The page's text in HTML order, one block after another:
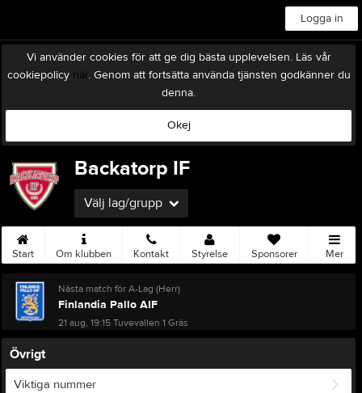
Logga in
Vi använder cookies för att ge dig bästa upplevelsen. Läs vår
cookiepolicy här. Genom att fortsätta använda tjänsten godkänner du
denna.
Okej
Backatorp IF
Välj lag/grupp
Start Om klubben Kontakt Styrelse Sponsorer Mer
Nästa match för A-Lag (Herr)
Finlandia Pallo AIF
21 aug, 19:15Tuvevallen 1 Gräs
Övrigt
Viktiga nummer